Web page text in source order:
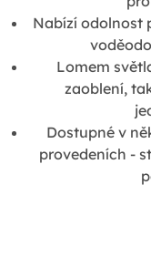
Nabízí odolnost
Lomem
zaoblení,
Dostupné v
provedeních -